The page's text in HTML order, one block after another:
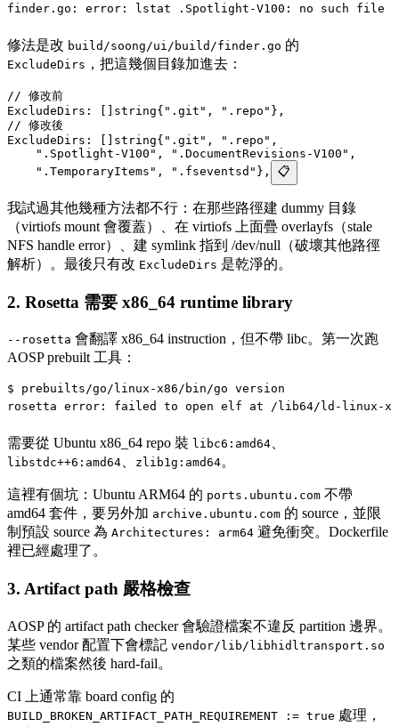
finder.go: error: lstat .Spotlight-V100: no such file
修法是改 build/soong/ui/build/finder.go 的
ExcludeDirs ，把這幾個目錄加進去：
// 修改前
ExcludeDirs: [] string{ ".git" , ".repo" },
// 修改後
ExcludeDirs: [] string{ ".git" , ".repo" ,
    ".Spotlight-V100"
, ".DocumentRevisions-V100" ,
    ".TemporaryItems"
, ".fseventsd" }, 📋
我試過其他幾種方法都不行：在那些路徑建 dummy 目錄
（virtiofs mount 會覆蓋）、在 virtiofs 上面疊 overlayfs（stale
NFS handle error）、建 symlink 指到 /dev/null（破壞其他路徑
解析）。最後只有改 ExcludeDirs 是乾淨的。
2. Rosetta 需要 x86_64 runtime library
--rosetta 會翻譯 x86_64 instruction，但不帶 libc。第一次跑
AOSP prebuilt 工具：
$ prebuilts/go/linux-x86/bin/go version
rosetta error: failed to open elf at /lib64/ld-linux-
需要從 Ubuntu x86_64 repo 裝 libc6:amd64
libstdc++6:amd64 zlib1g:amd64。
這裡有個坑：Ubuntu ARM64 的 ports.ubuntu.com 不帶
amd64 套件，要另外加 archive.ubuntu.com 的 source，並限
制預設 source 為 Architectures: arm64 避免衝突。Dockerfile
裡已經處理了。
3. Artifact path 嚴格檢查
AOSP 的 artifact path checker 會驗證檔案不違反 partition 邊界。
某些 vendor 配置下會標記 vendor/lib/libhidltransport.so
之類的檔案然後 hard-fail。
CI 上通常靠 board config 的
BUILD_BROKEN_ARTIFACT_PATH_REQUIREMENT := true 處理，